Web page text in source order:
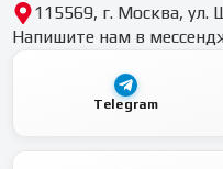
115569, г. Москва, ул.
Напишите нам в
Telegram